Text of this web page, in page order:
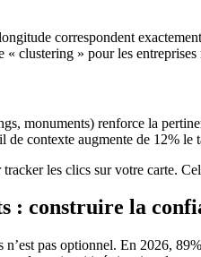
correspondent
clustering » pour les
monuments) renforce la
contexte augmente de 12% le
les clics sur votre carte.
: construire la
pas optionnel. En 2026,